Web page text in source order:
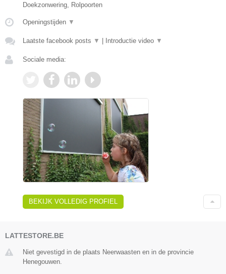
Doekzonwering, Rolpoorten
Openingstijden ▼
Laatste facebook posts ▼ Introductie video ▼
Sociale media:
BEKIJK VOLLEDIG PROFIEL
LATTESTORE.BE
Niet gevestigd in de plaats Neerwaasten en in de provincie
Henegouwen.